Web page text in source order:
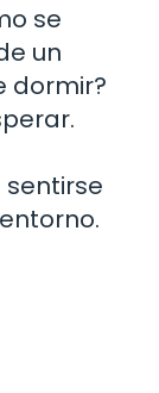
se
un
dormir?
sentirse